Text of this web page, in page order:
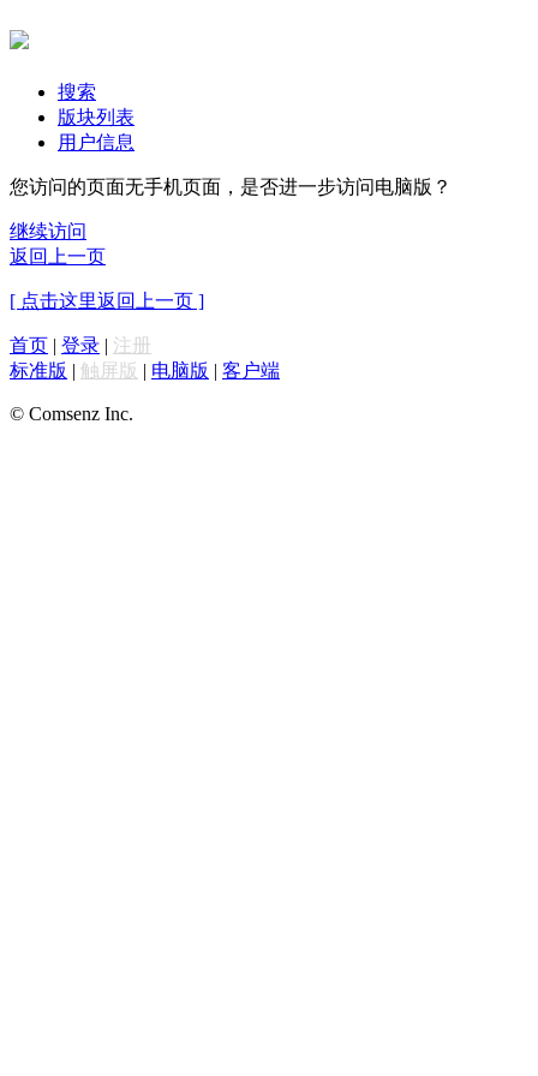
搜索
版块列表
用户信息
您访问的页面无手机页面，是否进一步访问电脑版？
继续访问
返回上一页
[ 点击这里返回上一页 ]
首页 | 登录 | 注册
标准版 | 触屏版 | 电脑版 | 客户端
© Comsenz Inc.